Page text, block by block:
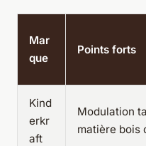
Mar
que
Points forts
Kind
erkr
aft
Modulation
matière bois